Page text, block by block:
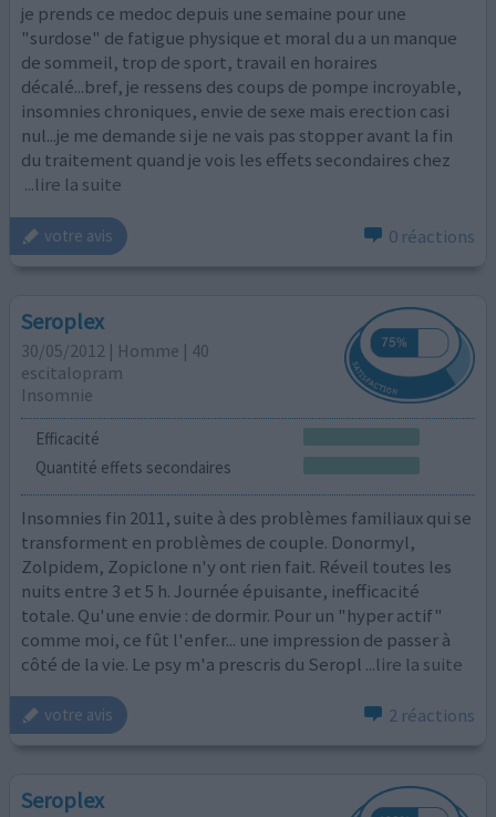
je prends ce medoc depuis une semaine pour une
"surdose" de fatigue physique et moral du a un manque
de sommeil, trop de sport, travail en horaires
décalé...bref, je ressens des coups de pompe incroyable,
insomnies chroniques, envie de sexe mais erection casi
nul...je me demande si je ne vais pas stopper avant la fin
du traitement quand je vois les effets secondaires chez
...lire la suite
votre avis 0 réactions
Seroplex
30/05/2012 | Homme | 40
escitalopram
Insomnie
Efficacité
Quantité effets secondaires
Insomnies fin 2011, suite à des problèmes familiaux qui se
transforment en problèmes de couple. Donormyl,
Zolpidem, Zopiclone n'y ont rien fait. Réveil toutes les
nuits entre 3 et 5 h. Journée épuisante, inefficacité
totale. Qu'une envie : de dormir. Pour un "hyper actif"
comme moi, ce fût l'enfer... une impression de passer à
côté de la vie. Le psy m'a prescris du Seropl ...lire la suite
votre avis 2 réactions
Seroplex